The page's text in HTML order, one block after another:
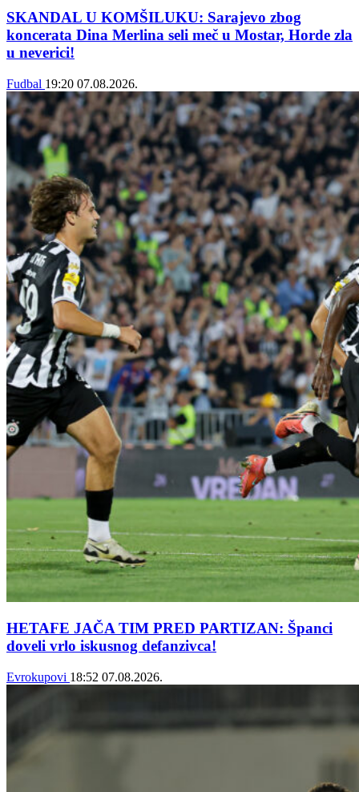
SKANDAL U KOMŠILUKU: Sarajevo zbog
koncerata Dina Merlina seli meč u Mostar, Horde zla
u neverici!
Fudbal 19:20 07.08.2026.
HETAFE JAČA TIM PRED PARTIZAN: Španci
doveli vrlo iskusnog defanzivca!
Evrokupovi 18:52 07.08.2026.